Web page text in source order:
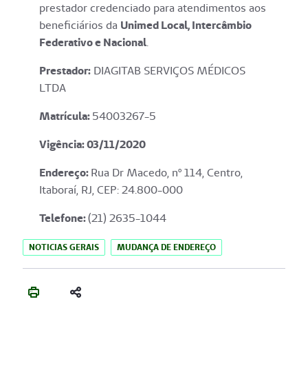
prestador credenciado para atendimentos aos
beneficiários da Unimed Local, Intercâmbio
Federativo e Nacional.
Prestador: DIAGITAB SERVIÇOS MÉDICOS
LTDA
Matrícula:54003267-5
Vigência: 03/11/2020
Endereço:Rua Dr Macedo, nº 114, Centro,
Itaboraí, RJ, CEP: 24.800-000
Telefone:(21) 2635-1044
NOTICIAS GERAIS MUDANÇA DE ENDEREÇO